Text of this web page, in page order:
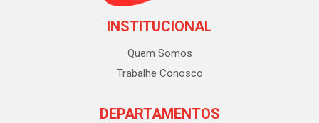
INSTITUCIONAL
Quem Somos
Trabalhe Conosco
DEPARTAMENTOS